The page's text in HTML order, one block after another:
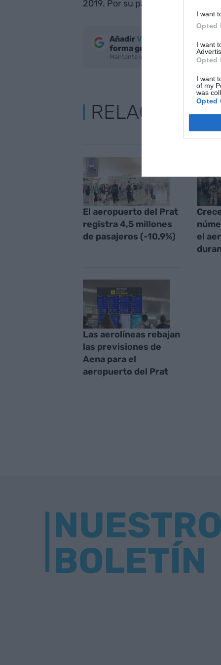
I want
Opted
I want
Opted
I want
of my
was
Opted
2019. Por su parte, los vuelos
AñadirVIA Empresa
forma gratuita
Mantente informado con las últimas
El aeropuerto del Prat
registra 4,5 millones
de pasajeros (-10,9%)
el
Las aerolíneas rebajan
las previsiones de
Aena para el
aeropuerto del Prat
NUESTRO
BOLETÍN